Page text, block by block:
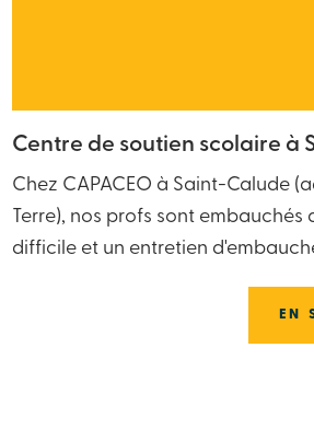
Centre de soutien scolaire à
Chez CAPACEO à Saint-Calude
Terre), nos profs sont embauchés
difficile et un entretien
EN